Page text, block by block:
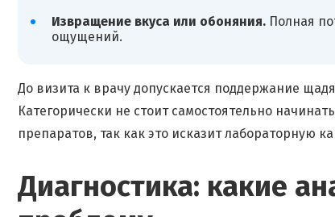
Извращение вкуса или обоняния.Полная
ощущений.
До визита к врачу допускается поддержание
Категорически не стоит самостоятельно
препаратов, так как это исказит лабораторную
Диагностика: какие